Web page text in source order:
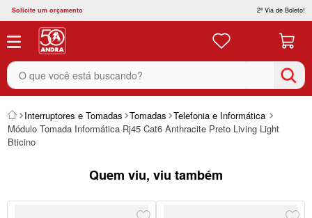
Solicite um orçamento 2ª Via de Boleto!
O que você está buscando?
Interruptores e Tomadas Tomadas Telefonia e Informática
Módulo Tomada Informática Rj45 Cat6 Anthracite Preto Living Light
Bticino
Quem viu, viu também